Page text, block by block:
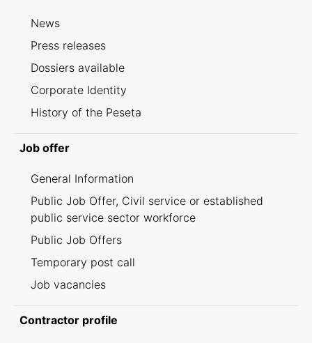
News
Press releases
Dossiers available
Corporate Identity
History of the Peseta
Job offer
General Information
Public Job Offer, Civil service or established
public service sector workforce
Public Job Offers
Temporary post call
Job vacancies
Contractor profile